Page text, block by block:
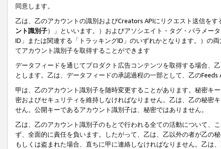
同意します。
乙は、乙のアカウントの識別およびCreators APIにリクエスト送信を
ント識別子）」といいます。）およびアソシエイト・タグ・パラメー
ID」または関連する「トラッキングID」のいずれかとなります。）の
てアカウント識別子を取得することができます
データフィードを通じてプロダクト広告コンテンツを取得する場合、
とします。乙は、データフィードの承認過程の一部として、乙の
甲は、乙のアカウント識別子を随時変更することがあります。秘密キ
密およびセキュリティを維持しなければなりません。乙は、乙の秘密
せん。公開キーであるアカウント識別子は、秘密ではありません。
乙は、乙のアカウント識別子のもとで行われる全ての活動について、
ず、全面的に責任を負います。したがって、乙は、乙以外の者が乙の
もしくは盗まれた場合、直ちに甲に連絡しなければなりません。乙は